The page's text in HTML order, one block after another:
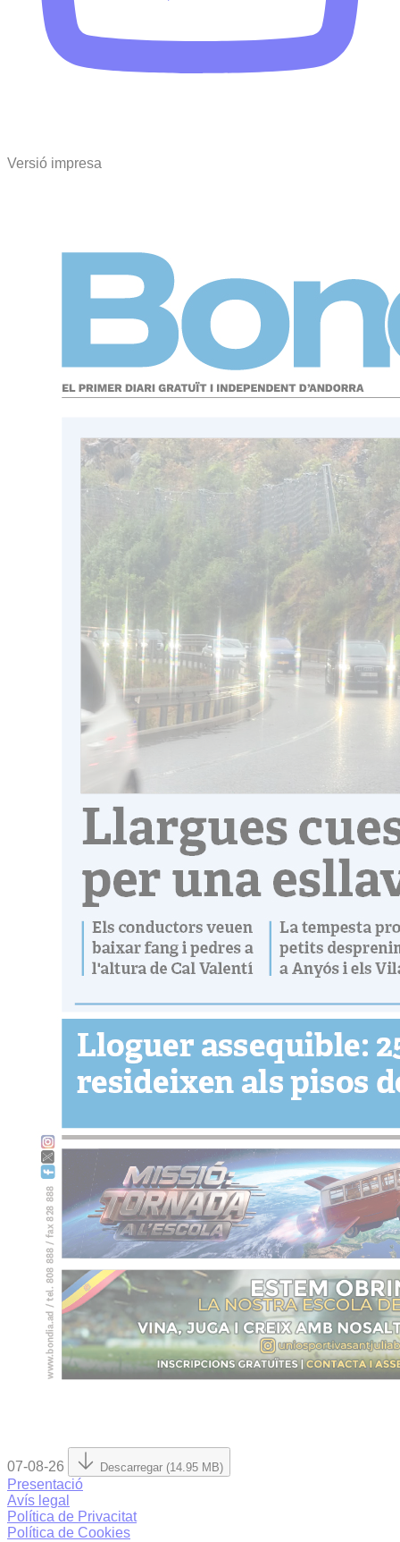
Versió impresa
07-08-26 Descarregar (14.95 MB)
Presentació
Avís legal
Política de Privacitat
Política de Cookies